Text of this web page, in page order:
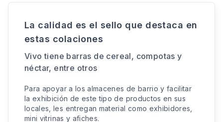
La calidad es el sello que destaca en
estas colaciones
Vivo tiene barras de cereal, compotas y
néctar, entre otros
Para apoyar a los almacenes de barrio y facilitar
la exhibición de este tipo de productos en sus
locales, les entregan material como exhibidores,
mini vitrinas y afiches.